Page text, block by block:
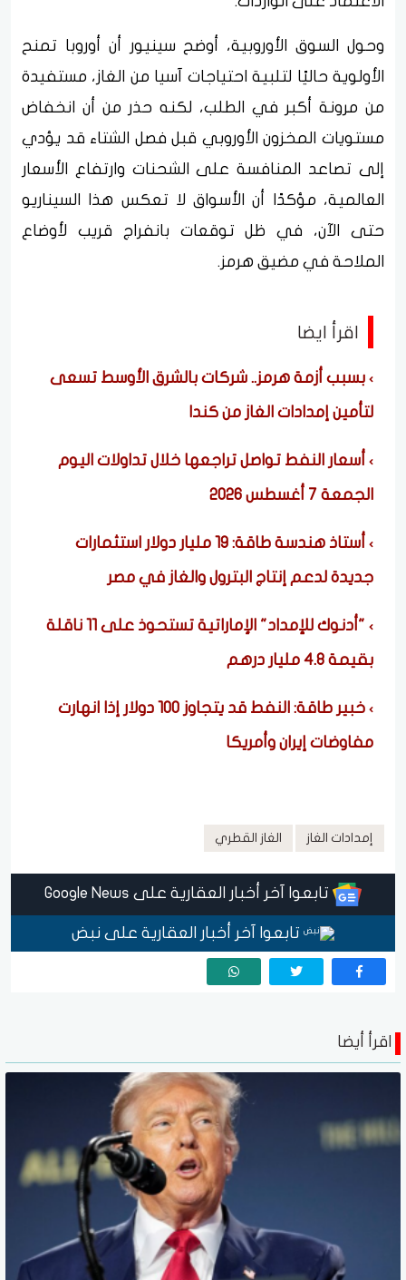
وحول السوق الأوروبية، أوضح سينيور أن أوروبا تمنح
الأولوية حاليًا لتلبية احتياجات آسيا من الغاز، مستفيدة
من مرونة أكبر في الطلب، لكنه حذر من أن انخفاض
مستويات المخزون الأوروبي قبل فصل الشتاء قد يؤدي
إلى تصاعد المنافسة على الشحنات وارتفاع الأسعار
العالمية، مؤكدًا أن الأسواق لا تعكس هذا السيناريو
حتى الآن، في ظل توقعات بانفراج قريب لأوضاع
الملاحة في مضيق هرمز.
اقرأ ايضا
بسبب أزمة هرمز.. شركات بالشرق الأوسط تسعى
لتأمين إمدادات الغاز من كندا
أسعار النفط تواصل تراجعها خلال تداولات اليوم
الجمعة 7 أغسطس 2026
أستاذ هندسة طاقة: 19 مليار دولار استثمارات
جديدة لدعم إنتاج البترول والغاز في مصر
"أدنوك للإمداد" الإماراتية تستحوذ على 11 ناقلة
بقيمة 4.8 مليار درهم
خبير طاقة: النفط قد يتجاوز 100 دولار إذا انهارت
مفاوضات إيران وأمريكا
إمدادات الغاز الغاز القطري
تابعوا آخر أخبار العقارية على Google News
تابعوا آخر أخبار العقارية على نبض
اقرأ أيضا